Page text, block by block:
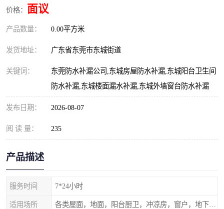
价格： 面议
产品数量： 0.00平方米
发货地址： 广东省东莞市东城街道
关键词：
东莞防水补漏公司,东城房屋防水补漏,东城阳台卫生间
防水补漏,东城楼面漏水补漏,东城外墙窗台防水补漏
发布日期： 2026-08-07
阅 读 量： 235
产品描述
服务时间 7*24小时
适用场所